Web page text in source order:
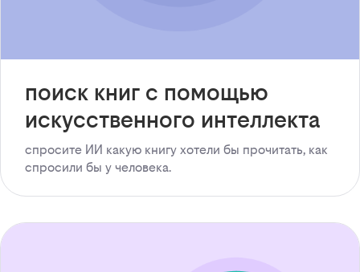
поиск книг с помощью
искусственного интеллекта
спросите ИИ какую книгу хотели бы прочитать, как
спросили бы у человека.